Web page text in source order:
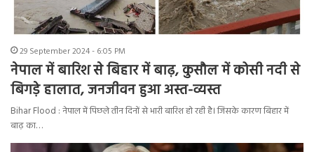
29 September 2024 - 6:05 PM
नेपाल में बारिश से बिहार में बाढ़, कुसौल में कोसी नदी से
बिगड़े हालात, जनजीवन हुआ अस्त-व्यस्त
Bihar Flood : नेपाल में पिछले तीन दिनों से भारी बारिश हो रही है। जिसके कारण बिहार में
बाढ़ का…